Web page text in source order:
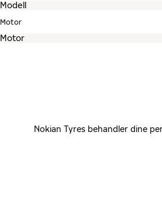
Motor
Nokian Tyres behandler dine